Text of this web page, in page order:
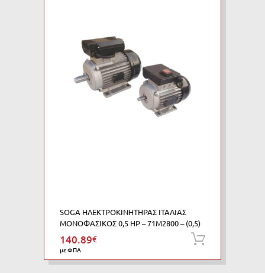
SOGA ΗΛΕΚΤΡΟΚΙΝΗΤΗΡΑΣ ΙΤΑΛΙΑΣ
ΜΟΝΟΦΑΣΙΚΟΣ 0,5 HP – 71M2800 – (0,5)
140.89€
με ΦΠΑ